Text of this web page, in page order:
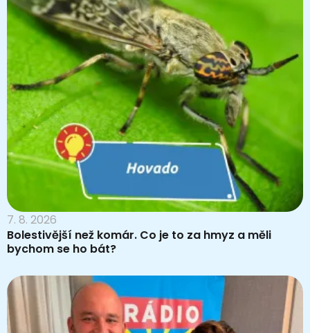
7. 8. 2026
Bolestivější než komár. Co je to za hmyz a měli
bychom se ho bát?